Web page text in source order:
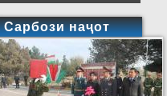
Сарбози наҷот